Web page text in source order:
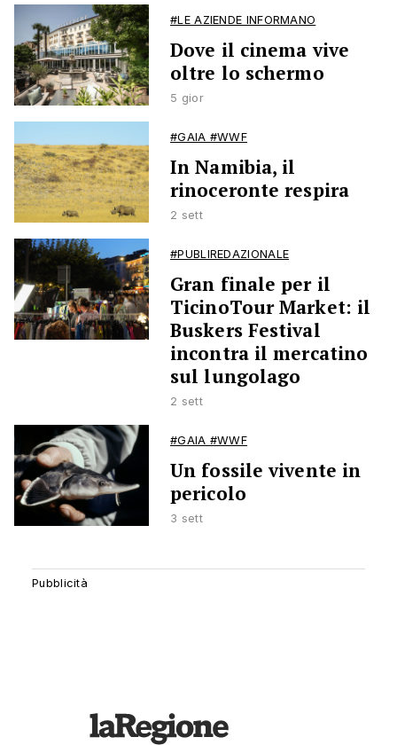
#LE AZIENDE INFORMANO
Dove il cinema vive
oltre lo schermo
5 gior
#GAIA #WWF
In Namibia, il
rinoceronte respira
2 sett
#PUBLIREDAZIONALE
Gran finale per il
TicinoTour Market: il
Buskers Festival
incontra il mercatino
sul lungolago
2 sett
#GAIA #WWF
Un fossile vivente in
pericolo
3 sett